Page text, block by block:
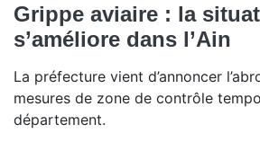
Grippe aviaire : la
s’améliore dans l’Ain
La préfecture vient d’annoncer
mesures de zone de contrôle
département.